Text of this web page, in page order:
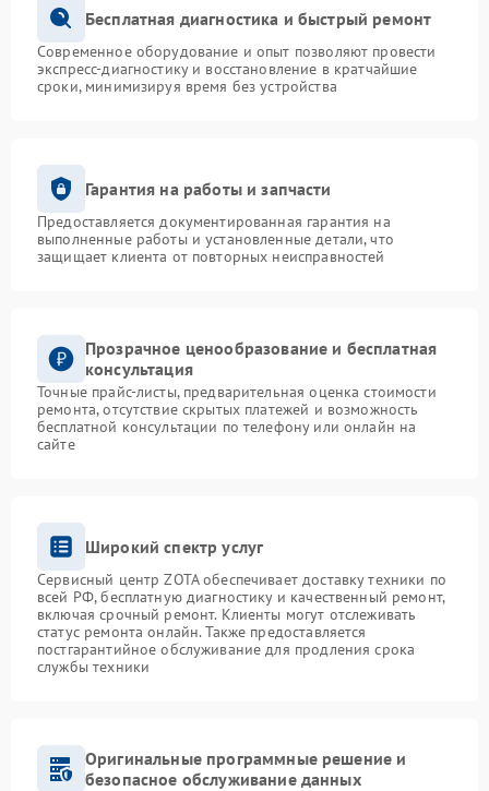
Бесплатная диагностика и быстрый ремонт
Современное оборудование и опыт позволяют провести
экспресс-диагностику и восстановление в кратчайшие
сроки, минимизируя время без устройства
Гарантия на работы и запчасти
Предоставляется документированная гарантия на
выполненные работы и установленные детали, что
защищает клиента от повторных неисправностей
Прозрачное ценообразование и бесплатная
консультация
Точные прайс-листы, предварительная оценка стоимости
ремонта, отсутствие скрытых платежей и возможность
бесплатной консультации по телефону или онлайн на
сайте
Широкий спектр услуг
Сервисный центр ZOTA обеспечивает доставку техники по
всей РФ, бесплатную диагностику и качественный ремонт,
включая срочный ремонт. Клиенты могут отслеживать
статус ремонта онлайн. Также предоставляется
постгарантийное обслуживание для продления срока
службы техники
Оригинальные программные решение и
безопасное обслуживание данных